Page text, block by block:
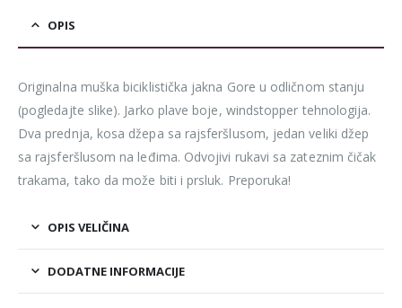
OPIS
Originalna muška biciklistička jakna Gore u odličnom stanju
(pogledajte slike). Jarko plave boje, windstopper tehnologija.
Dva prednja, kosa džepa sa rajsferšlusom, jedan veliki džep
sa rajsferšlusom na leđima. Odvojivi rukavi sa zateznim čičak
trakama, tako da može biti i prsluk. Preporuka!
OPIS VELIČINA
DODATNE INFORMACIJE